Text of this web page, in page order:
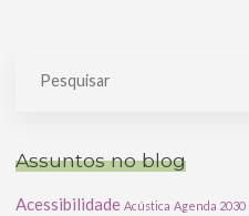
Assuntos no blog
Acessibilidade Acústica Agenda 2030